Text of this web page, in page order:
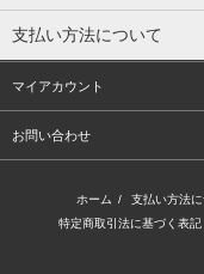
支払い方法について
マイアカウント
お問い合わせ
ホーム / 支払い方法
特定商取引法に基づく表記